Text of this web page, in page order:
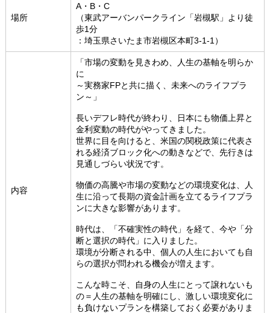
場所
A・B・C
（東武アーバンパークライン「岩槻駅」より徒
歩1分
：埼玉県さいたま市岩槻区本町3-1-1）
内容
「市場の変動を見きわめ、人生の基軸を明らか
に
～実務家FPと共に描く、未来へのライフプラ
ン～」
長いデフレ時代が終わり、日本にも物価上昇と
金利変動の時代がやってきました。
世界に目を向けると、米国の関税政策に代表さ
れる経済ブロック化への動きなどで、先行きは
見通しづらい状況です。
物価の高騰や市場の変動などの環境変化は、人
生に沿って長期の資金計画を立てるライフプラ
ンに大きな影響があります。
時代は、「不確実性の時代」を経て、今や「分
断と選択の時代」に入りました。
環境が分断される中、個人の人生においても自
らの選択が問われる機会が増えます。
こんな時こそ、自身の人生にとって譲れないも
の＝人生の基軸を明確にし、激しい環境変化に
も負けないプランを構築しておく必要がありま